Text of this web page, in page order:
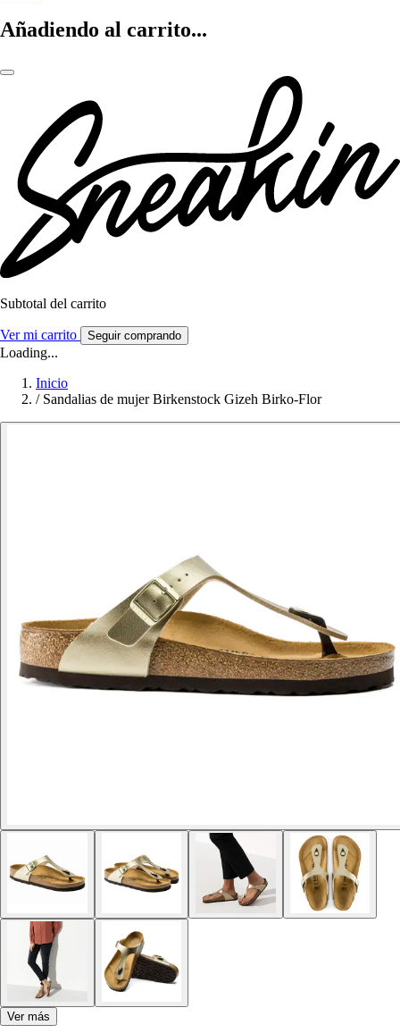
Añadiendo al carrito...
Subtotal del carrito
Ver mi carrito Seguir comprando
Loading...
Inicio
/ Sandalias de mujer Birkenstock Gizeh Birko-Flor
Ver más